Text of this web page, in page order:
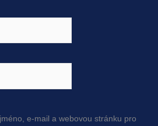
e-mail a webovou stránku pro